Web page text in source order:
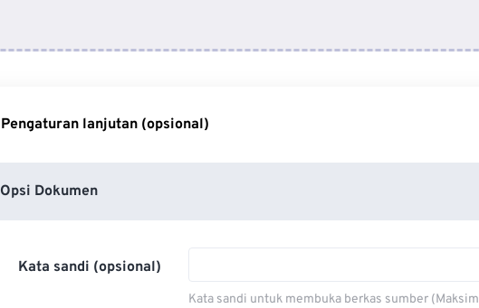
Pengaturan lanjutan (opsional)
Opsi Dokumen
Kata sandi (opsional)
Kata sandi untuk membuka berkas sumber